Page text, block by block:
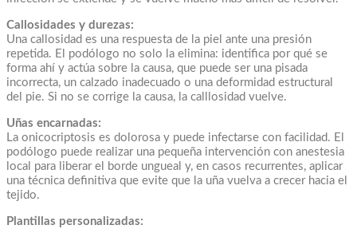
Callosidades y durezas:
Una callosidad es una respuesta de la piel ante una presión
repetida. El podólogo no solo la elimina: identifica por qué se
forma ahí y actúa sobre la causa, que puede ser una pisada
incorrecta, un calzado inadecuado o una deformidad estructural
del pie. Si no se corrige la causa, la calllosidad vuelve.
Uñas encarnadas:
La onicocriptosis es dolorosa y puede infectarse con facilidad. El
podólogo puede realizar una pequeña intervención con anestesia
local para liberar el borde ungueal y, en casos recurrentes, aplicar
una técnica definitiva que evite que la uña vuelva a crecer hacia el
tejido.
Plantillas personalizadas: